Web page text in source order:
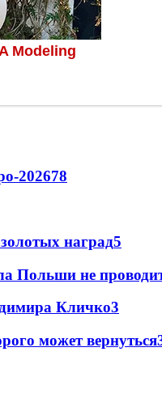
202678
наград5
Польши не
Кличко3
может вернуться